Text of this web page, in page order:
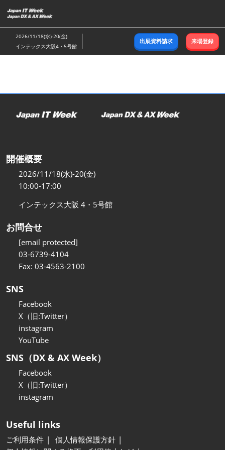
キ
ッ
し
む
2026/11/18(水)-20(金)
インテックス大阪4・5号館
出展資料請求 来場登録
開催概要
2026/11/18(水)-20(金)
10:00-17:00
インテックス大阪 4・5号館
お問合せ
[email protected]
03-6739-4104
Fax: 03-4563-2100
SNS
Facebook
X（旧:Twitter）
instagram
YouTube
SNS（DX & AX Week）
Facebook
X（旧:Twitter）
instagram
Useful links
ご利用条件
個人情報保護方針